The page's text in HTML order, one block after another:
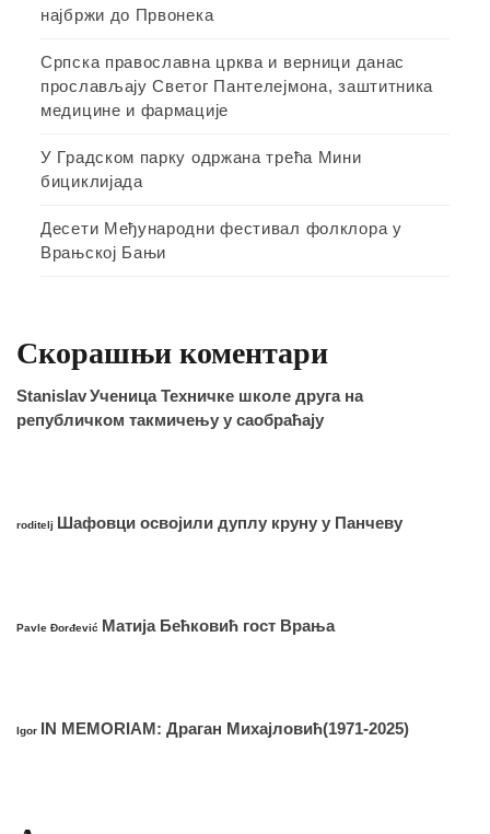
најбржи до Првонека
Српска православна црква и верници данас
прослављају Светог Пантелејмона, заштитника
медицине и фармације
У Градском парку одржана трећа Мини
бициклијада
Десети Међународни фестивал фолклора у
Врањској Бањи
Скорашњи коментари
StanislavУченица Техничке школе друга на
републичком такмичењу у саобраћају
roditelj Шафовци освојили дуплу круну у Панчеву
Pavle Đorđević Матија Бећковић гост Врања
Igor IN MEMORIAM: Драган Михајловић(1971-2025)